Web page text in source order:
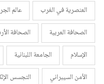
العنصرية في الغرب
عالم
الصحافة العربية
الصحافة
الإسلام
الجامعة اللبنانية
الأمن السيبراني
التجسس